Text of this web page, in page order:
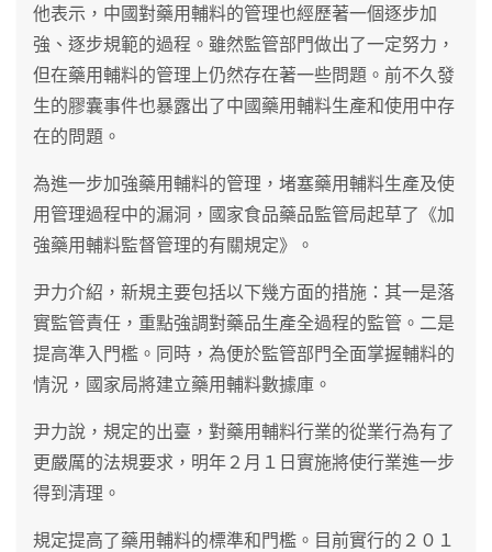
他表示，中國對藥用輔料的管理也經歷著一個逐步加
強、逐步規範的過程。雖然監管部門做出了一定努力，
但在藥用輔料的管理上仍然存在著一些問題。前不久發
生的膠囊事件也暴露出了中國藥用輔料生產和使用中存
在的問題。
為進一步加強藥用輔料的管理，堵塞藥用輔料生產及使
用管理過程中的漏洞，國家食品藥品監管局起草了《加
強藥用輔料監督管理的有關規定》。
尹力介紹，新規主要包括以下幾方面的措施：其一是落
實監管責任，重點強調對藥品生產全過程的監管。二是
提高準入門檻。同時，為便於監管部門全面掌握輔料的
情況，國家局將建立藥用輔料數據庫。
尹力說，規定的出臺，對藥用輔料行業的從業行為有了
更嚴厲的法規要求，明年２月１日實施將使行業進一步
得到清理。
規定提高了藥用輔料的標準和門檻。目前實行的２０１